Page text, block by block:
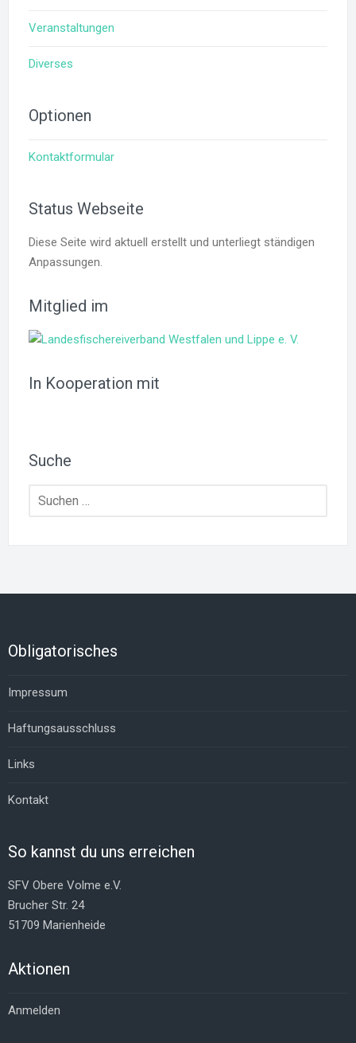
Veranstaltungen
Diverses
Optionen
Kontaktformular
Status Webseite
Diese Seite wird aktuell erstellt und unterliegt ständigen
Anpassungen.
Mitglied im
In Kooperation mit
Suche
Suchen
Obligatorisches
Impressum
Haftungsausschluss
Links
Kontakt
So kannst du uns erreichen
SFV Obere Volme e.V.
Brucher Str. 24
51709 Marienheide
Aktionen
Anmelden